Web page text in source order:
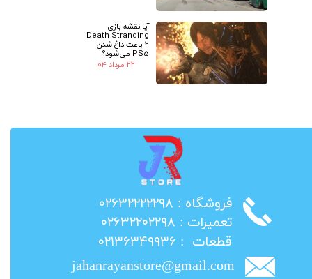
آیا نقشه بازی
Death Stranding
2 باعث داغ شدن
PS5 می‌شود؟
۲۲ مرداد ۰۴
​فروشگاه : ۰۲۶۳۲۲۲۲۲۹۸
​تعمیرات : ۰۲۶۳۲۲۰۲۲۹۸
​قطعات : ۰۲۱۳۶۳۴۹۹۳۶
jahanrayanstore@gmail.com